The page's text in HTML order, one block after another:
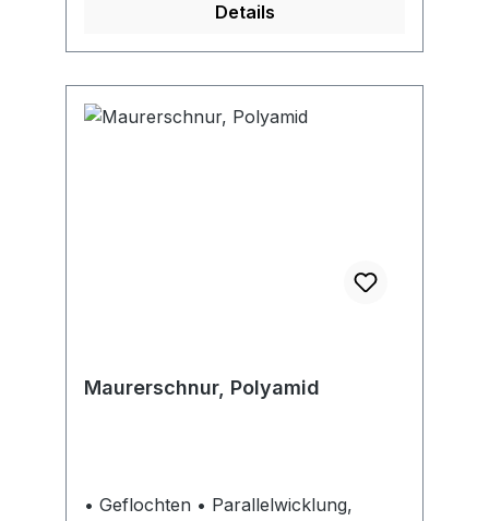
Details
Maurerschnur, Polyamid
• Geflochten • Parallelwicklung,